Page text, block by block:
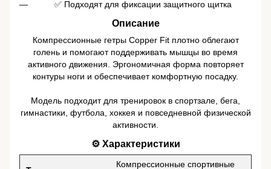
✅ Подходят для фиксации защитного щитка
Описание
Компрессионные гетры Copper Fit плотно облегают
голень и помогают поддерживать мышцы во время
активного движения. Эргономичная форма повторяет
контуры ноги и обеспечивает комфортную посадку.
Модель подходит для тренировок в спортзале, бега,
гимнастики, футбола, хоккея и повседневной физической
активности.
⚙️ Характеристики
Компрессионные спортивные